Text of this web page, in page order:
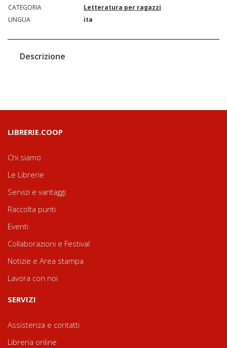
CATEGORIA
Letteratura per ragazzi
LINGUA
ita
Descrizione
LIBRERIE.COOP
Chi siamo
Le Librerie
Servizi e vantaggi
Raccolta punti
Eventi
Collaborazioni e Festival
Notizie e Area stampa
Lavora con noi
SERVIZI
Assistenza e contatti
Libreria online